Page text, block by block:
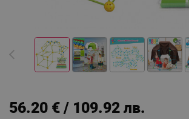
56.20 € / 109.92 лв.